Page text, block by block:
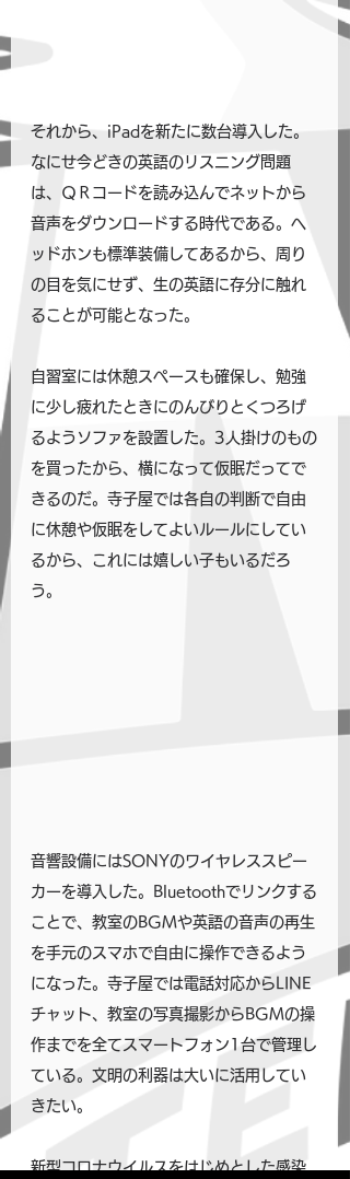
それから、iPadを新たに数台導入した。
なにせ今どきの英語のリスニング問題
は、ＱＲコードを読み込んでネットから
音声をダウンロードする時代である。ヘ
ッドホンも標準装備してあるから、周り
の目を気にせず、生の英語に存分に触れ
ることが可能となった。
自習室には休憩スペースも確保し、勉強
に少し疲れたときにのんびりとくつろげ
るようソファを設置した。3人掛けのもの
を買ったから、横になって仮眠だってで
きるのだ。寺子屋では各自の判断で自由
に休憩や仮眠をしてよいルールにしてい
るから、これには嬉しい子もいるだろ
う。
音響設備にはSONYのワイヤレススピー
カーを導入した。Bluetoothでリンクする
ことで、教室のBGMや英語の音声の再生
を手元のスマホで自由に操作できるよう
になった。寺子屋では電話対応からLINE
チャット、教室の写真撮影からBGMの操
作までを全てスマートフォン1台で管理し
ている。文明の利器は大いに活用してい
きたい。
新型コロナウイルスをはじめとした感染